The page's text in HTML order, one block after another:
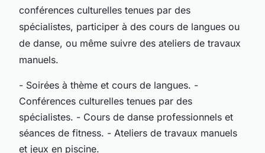
conférences culturelles tenues par des
spécialistes, participer à des cours de langues ou
de danse, ou même suivre des ateliers de travaux
manuels.
- Soirées à thème et cours de langues. -
Conférences culturelles tenues par des
spécialistes. - Cours de danse professionnels et
séances de fitness. - Ateliers de travaux manuels
et jeux en piscine.